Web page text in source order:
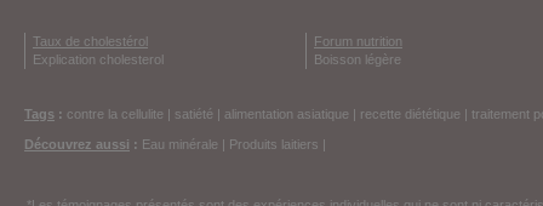
Taux de cholestérol
Explication cholesterol
Forum nutrition
Boisson légère
Tags : contre la cellulite | satiété | alimentation asiatique | recette diététique | traitement
Découvrez aussi : Eau minérale | Produits laitiers |